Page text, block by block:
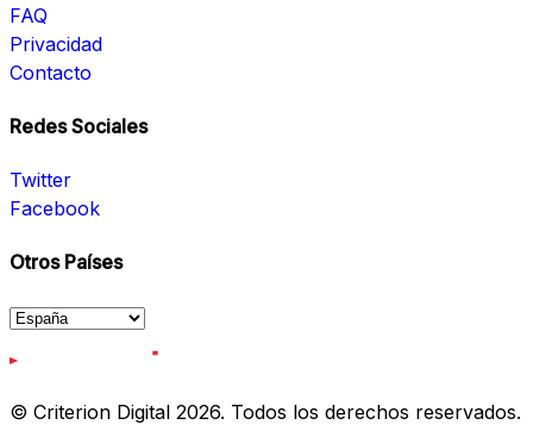
FAQ
Privacidad
Contacto
Redes Sociales
Twitter
Facebook
Otros Países
© Criterion Digital 2026. Todos los derechos reservados.